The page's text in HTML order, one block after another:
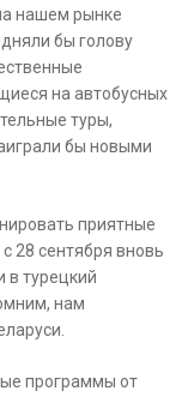
нашем рынке
бы голову
на автобусных
туры,
бы новыми
приятные
28 сентября вновь
в турецкий
нам
программы от